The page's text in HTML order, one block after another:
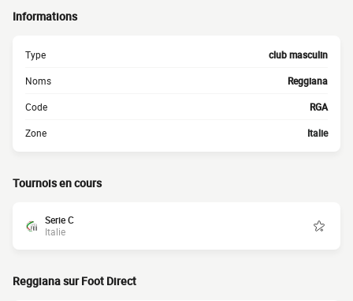
Informations
Type club masculin
Noms Reggiana
Code RGA
Zone Italie
Tournois en cours
Serie C
Italie
Reggiana sur Foot Direct